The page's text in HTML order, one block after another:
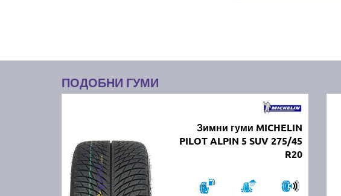
ПОДОБНИ ГУМИ
Зимни гуми MICHELIN
PILOT ALPIN 5 SUV 275/45
R20